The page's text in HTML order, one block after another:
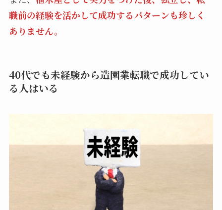
職前の経験を活かして成功するパターンも珍しく
ありません。
40代でも未経験から造園業転職で成功してい
る人はいる